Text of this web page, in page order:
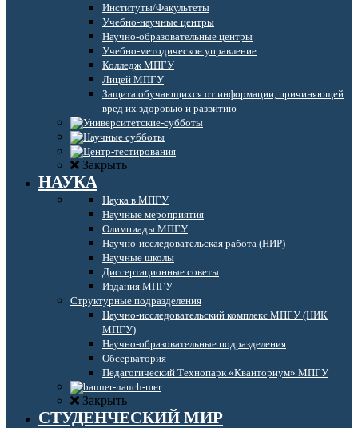
Институты/Факультеты
Учебно-научные центры
Научно-образовательные центры
Учебно-методическое управление
Колледж МПГУ
Лицей МПГУ
Защита обучающихся от информации, причиняющей
вред их здоровью и развитию
Закрыть
НАУКА
Наука в МПГУ
Научные мероприятия
Олимпиады МПГУ
Научно-исследовательская работа (НИР)
Научные школы
Диссертационные советы
Издания МПГУ
Структурные подразделения
Научно-исследовательский комплекс МПГУ (НИК
МПГУ)
Научно-образовательные подразделения
Обсерватория
Педагогический Технопарк «Кванториум» МПГУ
Закрыть
СТУДЕНЧЕСКИЙ МИР